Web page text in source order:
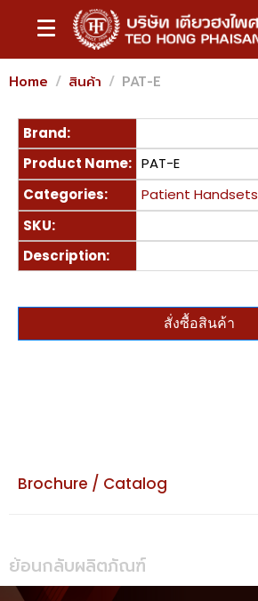
Home สินค้า PAT-E
Brand:
Product Name: PAT-E
Categories:
Patient Handsets
SKU:
Description:
สั่งซื้อสินค้า
Brochure / Catalog
ย้อนกลับผลิตภัณฑ์